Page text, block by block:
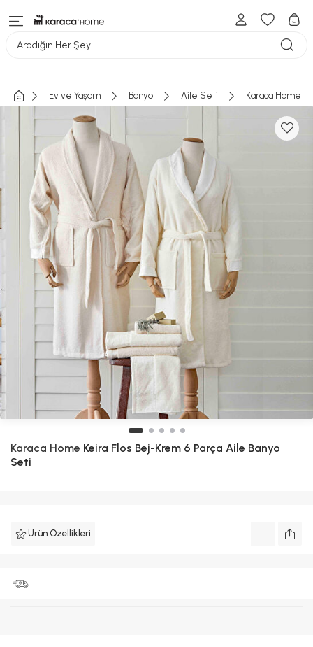
Aradığın Her Şey
Ev ve Yaşam Banyo Aile Seti Karaca Home
Karaca Home Keira Flos Bej-Krem 6 Parça Aile Banyo
Seti
Ürün Özellikleri